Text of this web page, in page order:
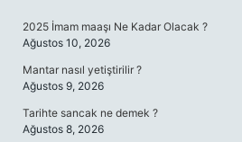
2025 İmam maaşı Ne Kadar Olacak ?
Ağustos 10, 2026
Mantar nasıl yetiştirilir ?
Ağustos 9, 2026
Tarihte sancak ne demek ?
Ağustos 8, 2026